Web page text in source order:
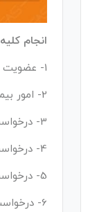
انجام
1- عضویت برای متقاضیان جدید
2- امور بیمه ای ( تامین اجتماعی و تکمیلی )
3- درخواست ارتقائ مدرک تحصیلی
4- درخواست انتقال عضویت
5- درخواست صدور المثنی
6- درخواست صدور پروانه ( درگاه ملی )